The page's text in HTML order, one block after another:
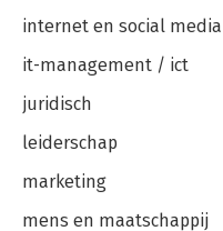
internet en social media
it-management / ict
juridisch
leiderschap
marketing
mens en maatschappij